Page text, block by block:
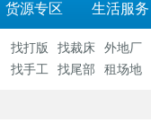
货源专区 生活服务
找打版 找裁床
外地厂
找手工
找尾部 租场地